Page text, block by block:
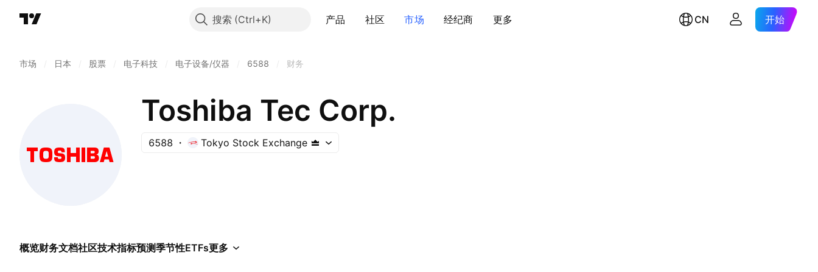
搜索 产品 社区 市场 经纪商 更多 CN 开始
市场 日本 股票 电子科技 电子设备/仪器 6588 财务
Toshiba Tec Corp.
6588 Tokyo Stock Exchange
概览财务文档社区技术指标预测季节性ETFs更多